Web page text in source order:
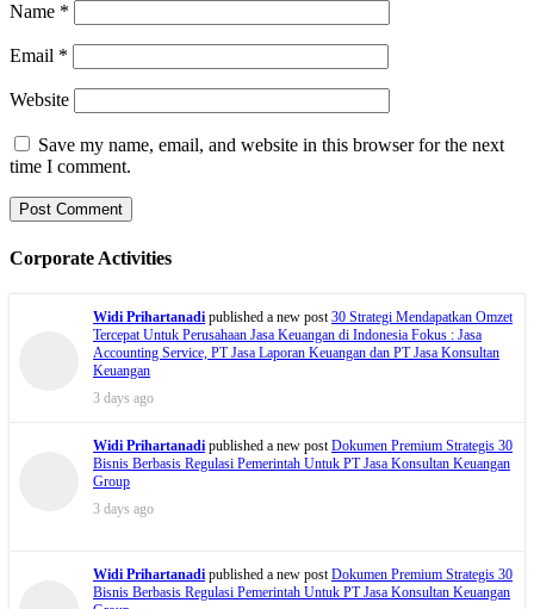
Name *
Email *
Website
Save my name, email, and website in this browser for the next
time I comment.
Corporate Activities
Widi Prihartanadi published a new post 30 Strategi Mendapatkan Omzet
Tercepat Untuk Perusahaan Jasa Keuangan di Indonesia Fokus : Jasa
Accounting Service, PT Jasa Laporan Keuangan dan PT Jasa Konsultan
Keuangan
3 days ago
Widi Prihartanadi published a new post Dokumen Premium Strategis 30
Bisnis Berbasis Regulasi Pemerintah Untuk PT Jasa Konsultan Keuangan
Group
3 days ago
Widi Prihartanadi published a new post Dokumen Premium Strategis 30
Bisnis Berbasis Regulasi Pemerintah Untuk PT Jasa Konsultan Keuangan